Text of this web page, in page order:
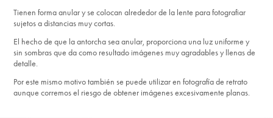
Tienen forma anular y se colocan alrededor de la lente para fotografiar
sujetos a distancias muy cortas.
El hecho de que la antorcha sea anular, proporciona una luz uniforme y
sin sombras que da como resultado imágenes muy agradables y llenas de
detalle.
Por este mismo motivo también se puede utilizar en fotografía de retrato
aunque corremos el riesgo de obtener imágenes excesivamente planas.